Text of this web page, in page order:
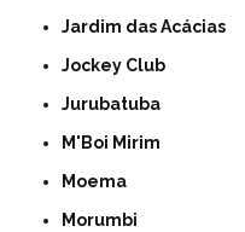
Jardim das Acácias
Jockey Club
Jurubatuba
M'Boi Mirim
Moema
Morumbi